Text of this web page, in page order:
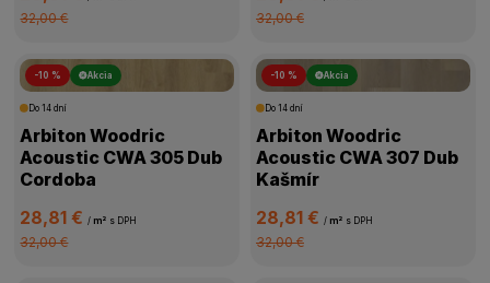
32,00 € 32,00 €
-10 % Akcia
Do 14 dní
Arbiton Woodric
Acoustic CWA 305 Dub
Cordoba
28,81 €/ m² s DPH
32,00 €
-10 % Akcia
Do 14 dní
Arbiton Woodric
Acoustic CWA 307 Dub
Kašmír
28,81 € / m² s DPH
32,00 €